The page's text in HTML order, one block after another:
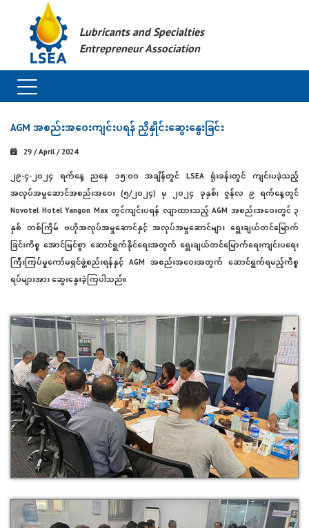
Lubricants and Specialties
Entrepreneur Association
AGM အစည်းအဝေးကျင်းပရန် ညှိနှိုင်းဆွေးနွေးခြင်း
29 / April / 2024
၂၉-၄-၂၀၂၄ ရက်နေ့ ညနေ ၁၅:၀၀ အချိန်တွင် LSEA ရုံးခန်းတွင် ကျင်းပခဲ့သည့်
အလုပ်အမှုဆောင်အစည်းအဝေး (၅/၂၀၂၄) မှ ၂၀၂၄ ခုနှစ်၊ ဇွန်လ ၉ ရက်နေ့တွင်
Novotel Hotel Yangon Max တွင်ကျင်းပရန် လျာထားသည့် AGM အစည်းအဝေးတွင် ၃
နှစ် တစ်ကြိမ် ဗဟိုအလုပ်အမှုဆောင်နှင့် အလုပ်အမှုဆောင်များ ရွေးချယ်တင်မြောက်
ခြင်းကိစ္စ အောင်မြင်စွာ ဆောင်ရွက်နိုင်ရေးအတွက် ရွေးချယ်တင်မြောက်ရေးကျင်းပရေး
ကြီးကြပ်မှုကော်မရှင်ဖွဲ့စည်းရန်နှင့် AGM အစည်းအဝေးအတွက် ဆောင်ရွက်ရမည့်ကိစ္စ
ရပ်များအား ဆွေးနွေးခဲ့ကြပါသည်။